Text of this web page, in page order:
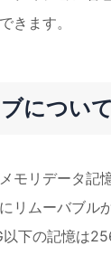
きます。
について
モリデータ記
リムーバブル
下の記憶は